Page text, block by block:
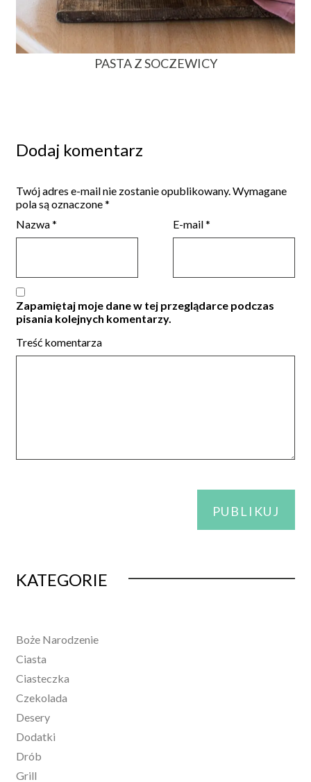
PASTA Z SOCZEWICY
Dodaj komentarz
Twój adres e-mail nie zostanie opublikowany.Wymagane
pola są oznaczone*
Nazwa* E-mail*
Zapamiętaj moje dane w tej przeglądarce podczas
pisania kolejnych komentarzy.
Treść komentarza
KATEGORIE
Boże Narodzenie
Ciasta
Ciasteczka
Czekolada
Desery
Dodatki
Drób
Grill